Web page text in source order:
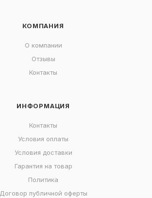
КОМПАНИЯ
О компании
Отзывы
Контакты
ИНФОРМАЦИЯ
Контакты
Условия оплаты
Условия доставки
Гарантия на товар
Политика
Договор публичной оферты